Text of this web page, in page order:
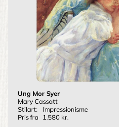
Ung Mor Syer
Mary Cassatt
Stilart:
Impressionisme
Pris fra
1.580 kr.